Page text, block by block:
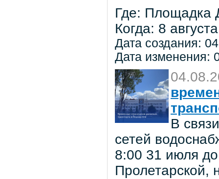
Где: Площадка
Когда: 8
Дата создания:
Дата изменения:
В
сетей
8:00 31 июля
Пролетарской,